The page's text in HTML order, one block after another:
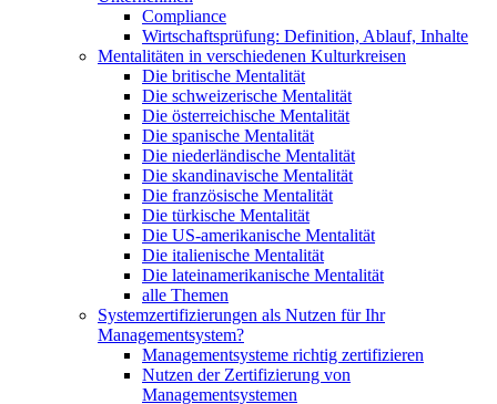
Compliance
Wirtschaftsprüfung: Definition, Ablauf, Inhalte
Mentalitäten in verschiedenen Kulturkreisen
Die britische Mentalität
Die schweizerische Mentalität
Die österreichische Mentalität
Die spanische Mentalität
Die niederländische Mentalität
Die skandinavische Mentalität
Die französische Mentalität
Die türkische Mentalität
Die US-amerikanische Mentalität
Die italienische Mentalität
Die lateinamerikanische Mentalität
alle Themen
Systemzertifizierungen als Nutzen für Ihr
Managementsystem?
Managementsysteme richtig zertifizieren
Nutzen der Zertifizierung von
Managementsystemen